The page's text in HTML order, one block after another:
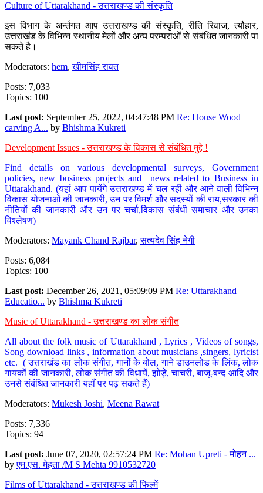
Culture of Uttarakhand - उत्तराखण्ड की संस्कृति
इस विभाग के अर्न्तगत आप उत्तराखण्ड की संस्कृति, रीति रिवाज, त्यौहार,
उत्तराखंड के विभिन्न स्थानीय मेलों और अन्य परम्पराओं से संबंधित जानकारी पा
सकते है।
Moderators: hem,खीमसिंह रावत
Posts: 7,033
Topics: 100
Last post: September 25, 2022, 04:47:48 PM Re: House Wood
carving A... by Bhishma Kukreti
Development Issues - उत्तराखण्ड के विकास से संबंधित मुद्दे !
Find details on various developmental surveys, Government
policies, new business projects and news related to Business in
Uttarakhand. (यहां आप पायेंगे उत्तराखण्ड में चल रही और आने वाली विभिन्न
विकास योजनाओं की जानकारी, उन पर विमर्श और सदस्यों की राय,सरकार की
नीतियों की जानकारी और उन पर चर्चा,विकास संबंधी समाचार और उनका
विश्लेषण)
Moderators: Mayank Chand Rajbar,सत्यदेव सिंह नेगी
Posts: 6,084
Topics: 100
Last post: December 26, 2021, 05:09:09 PM Re: Uttarakhand
Educatio... by Bhishma Kukreti
Music of Uttarakhand - उत्तराखण्ड का लोक संगीत
All about the folk music of Uttarakhand , Lyrics , Videos of songs,
Song download links , information about musicians ,singers, lyricist
etc. ( उत्तराखंड का लोक संगीत, गानों के बोल, गाने डाउनलोड के लिंक, लोक
गायकों की जानकारी, लोक संगीत की विधायें, झोड़े, चाचरी, बाजू-बन्द आदि और
उनसे संबंधित जानकारी यहाँ पर पढ़ सकते हैं)
Moderators: Mukesh Joshi, Meena Rawat
Posts: 7,336
Topics: 94
Last post: June 07, 2020, 02:57:24 PM Re: Mohan Upreti - मोहन ...
byएम.एस. मेहता /M S Mehta 9910532720
Films of Uttarakhand - उत्तराखण्ड की फिल्में